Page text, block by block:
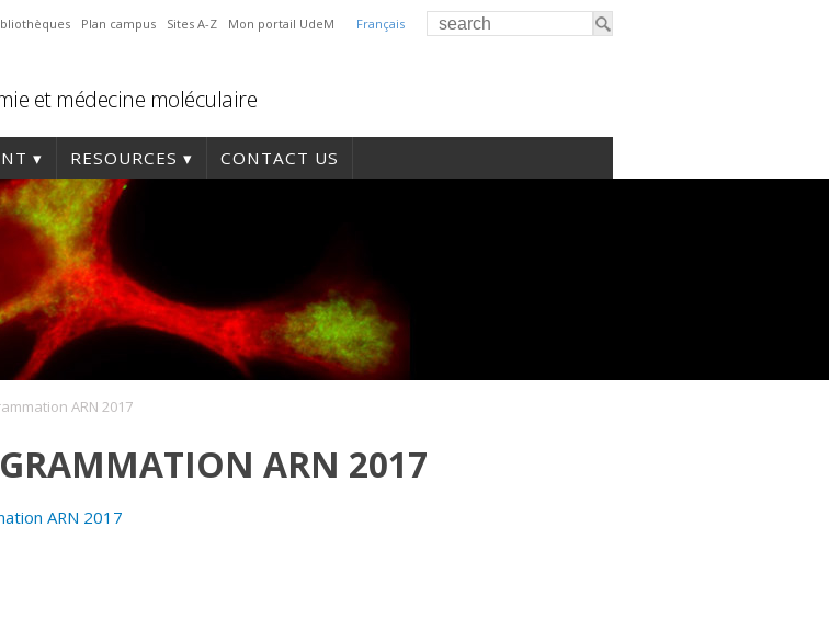
Français
Plan campus Sites A-Z Mon portail UdeM
et médecine moléculaire
RESOURCES CONTACT US
ARN 2017
ARN 2017
ARN 2017